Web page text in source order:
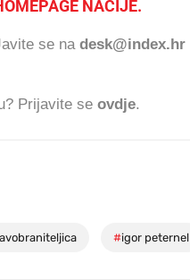
NACIJE.
se na desk@index.hr
Prijavite se ovdje.
#igor peternel